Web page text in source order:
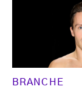
BRANCHE